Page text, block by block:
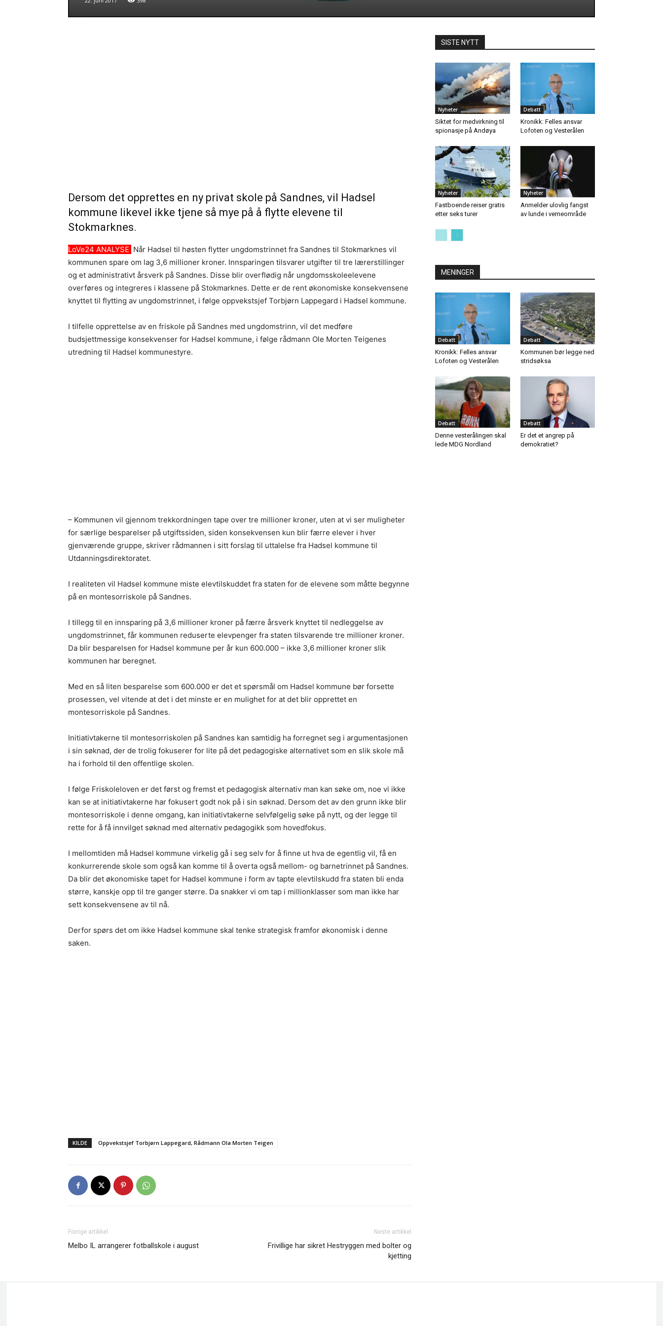
Dersom det opprettes en ny privat skole på Sandnes, vil Hadsel
kommune likevel ikke tjene så mye på å flytte elevene til
Stokmarknes.
LoVe24 ANALYSE Når Hadsel til høsten flytter ungdomstrinnet fra Sandnes til Stokmarknes vil
kommunen spare om lag 3,6 millioner kroner. Innsparingen tilsvarer utgifter til tre lærerstillinger
og et administrativt årsverk på Sandnes. Disse blir overflødig når ungdomsskoleelevene
overføres og integreres i klassene på Stokmarknes. Dette er de rent økonomiske konsekvensene
knyttet til flytting av ungdomstrinnet, i følge oppvekstsjef Torbjørn Lappegard i Hadsel kommune.
I tilfelle opprettelse av en friskole på Sandnes med ungdomstrinn, vil det medføre
budsjettmessige konsekvenser for Hadsel kommune, i følge rådmann Ole Morten Teigenes
utredning til Hadsel kommunestyre.
– Kommunen vil gjennom trekkordningen tape over tre millioner kroner, uten at vi ser muligheter
for særlige besparelser på utgiftssiden, siden konsekvensen kun blir færre elever i hver
gjenværende gruppe, skriver rådmannen i sitt forslag til uttalelse fra Hadsel kommune til
Utdanningsdirektoratet.
I realiteten vil Hadsel kommune miste elevtilskuddet fra staten for de elevene som måtte begynne
på en montesorriskole på Sandnes.
I tillegg til en innsparing på 3,6 millioner kroner på færre årsverk knyttet til nedleggelse av
ungdomstrinnet, får kommunen reduserte elevpenger fra staten tilsvarende tre millioner kroner.
Da blir besparelsen for Hadsel kommune per år kun 600.000 – ikke 3,6 millioner kroner slik
kommunen har beregnet.
Med en så liten besparelse som 600.000 er det et spørsmål om Hadsel kommune bør forsette
prosessen, vel vitende at det i det minste er en mulighet for at det blir opprettet en
montesorriskole på Sandnes.
Initiativtakerne til montesorriskolen på Sandnes kan samtidig ha forregnet seg i argumentasjonen
i sin søknad, der de trolig fokuserer for lite på det pedagogiske alternativet som en slik skole må
ha i forhold til den offentlige skolen.
I følge Friskoleloven er det først og fremst et pedagogisk alternativ man kan søke om, noe vi ikke
kan se at initiativtakerne har fokusert godt nok på i sin søknad. Dersom det av den grunn ikke blir
montesorriskole i denne omgang, kan initiativtakerne selvfølgelig søke på nytt, og der legge til
rette for å få innvilget søknad med alternativ pedagogikk som hovedfokus.
I mellomtiden må Hadsel kommune virkelig gå i seg selv for å finne ut hva de egentlig vil, få en
konkurrerende skole som også kan komme til å overta også mellom- og barnetrinnet på Sandnes.
Da blir det økonomiske tapet for Hadsel kommune i form av tapte elevtilskudd fra staten bli enda
større, kanskje opp til tre ganger større. Da snakker vi om tap i millionklasser som man ikke har
sett konsekvensene av til nå.
Derfor spørs det om ikke Hadsel kommune skal tenke strategisk framfor økonomisk i denne
saken.
KILDE Oppvekstsjef Torbjørn Lappegard, Rådmann Ola Morten Teigen
Forrige artikkel
Melbo IL arrangerer fotballskole i august
Neste artikkel
Frivillige har sikret Hestryggen med bolter og
kjetting
SISTE NYTT
Nyheter
Siktet for medvirkning til
spionasje på Andøya
Debatt
Kronikk: Felles ansvar
Lofoten og Vesterålen
Nyheter
Fastboende reiser gratis
etter seks turer
Nyheter
Anmelder ulovlig fangst
av lunde i verneområde
MENINGER
Debatt
Kronikk: Felles ansvar
Lofoten og Vesterålen
Debatt
Kommunen bør legge ned
stridsøksa
Debatt
Denne vesterålingen skal
lede MDG Nordland
Debatt
Er det et angrep på
demokratiet?